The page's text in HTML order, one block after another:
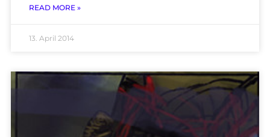
READ MORE »
13. April 2014